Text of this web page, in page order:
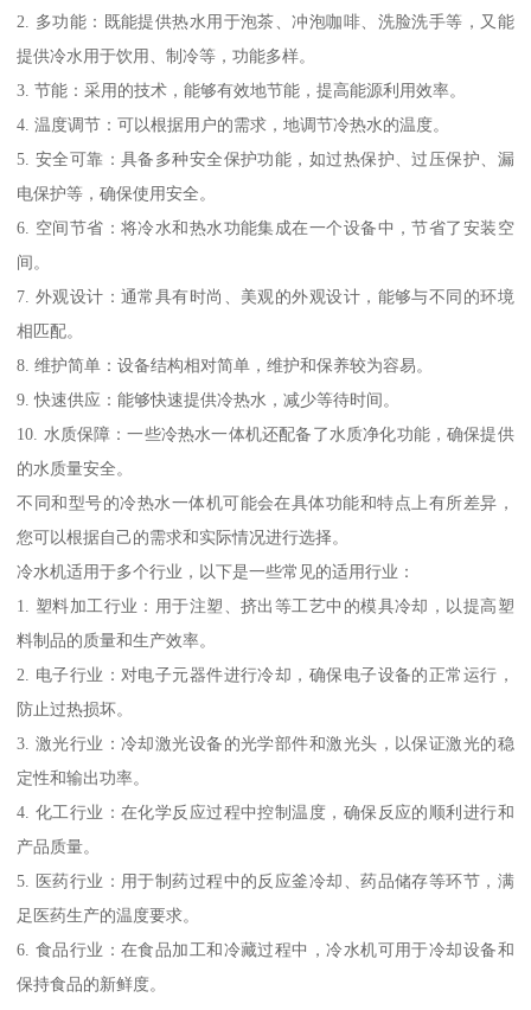
2. 多功能：既能提供热水用于泡茶、冲泡咖啡、洗脸洗手等，又能
提供冷水用于饮用、制冷等，功能多样。
3. 节能：采用的技术，能够有效地节能，提高能源利用效率。
4. 温度调节：可以根据用户的需求，地调节冷热水的温度。
5. 安全可靠：具备多种安全保护功能，如过热保护、过压保护、漏
电保护等，确保使用安全。
6. 空间节省：将冷水和热水功能集成在一个设备中，节省了安装空
间。
7. 外观设计：通常具有时尚、美观的外观设计，能够与不同的环境
相匹配。
8. 维护简单：设备结构相对简单，维护和保养较为容易。
9. 快速供应：能够快速提供冷热水，减少等待时间。
10. 水质保障：一些冷热水一体机还配备了水质净化功能，确保提供
的水质量安全。
不同和型号的冷热水一体机可能会在具体功能和特点上有所差异，
您可以根据自己的需求和实际情况进行选择。
冷水机适用于多个行业，以下是一些常见的适用行业：
1. 塑料加工行业：用于注塑、挤出等工艺中的模具冷却，以提高塑
料制品的质量和生产效率。
2. 电子行业：对电子元器件进行冷却，确保电子设备的正常运行，
防止过热损坏。
3. 激光行业：冷却激光设备的光学部件和激光头，以保证激光的稳
定性和输出功率。
4. 化工行业：在化学反应过程中控制温度，确保反应的顺利进行和
产品质量。
5. 医药行业：用于制药过程中的反应釜冷却、药品储存等环节，满
足医药生产的温度要求。
6. 食品行业：在食品加工和冷藏过程中，冷水机可用于冷却设备和
保持食品的新鲜度。